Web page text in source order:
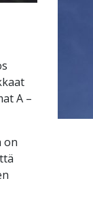
A –
on